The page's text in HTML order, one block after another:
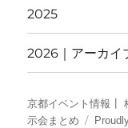
2025
2026｜アーカイ
京都イベント情報┃
示会まとめ